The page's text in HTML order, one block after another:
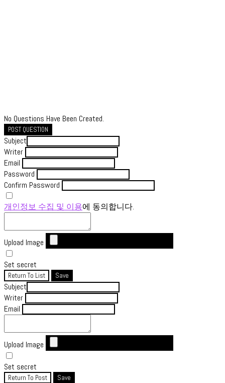
No Questions Have Been Created.
POST QUESTION
Subject
Writer
Email
Password
Confirm Password
개인정보 수집 및 이용에 동의합니다.
Upload Image
Set secret
Return To List Save
Subject
Writer
Email
Upload Image
Set secret
Return To Post Save